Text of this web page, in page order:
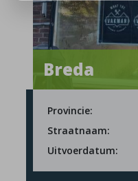
Breda
Provincie:
Straatnaam:
Uitvoerdatum: